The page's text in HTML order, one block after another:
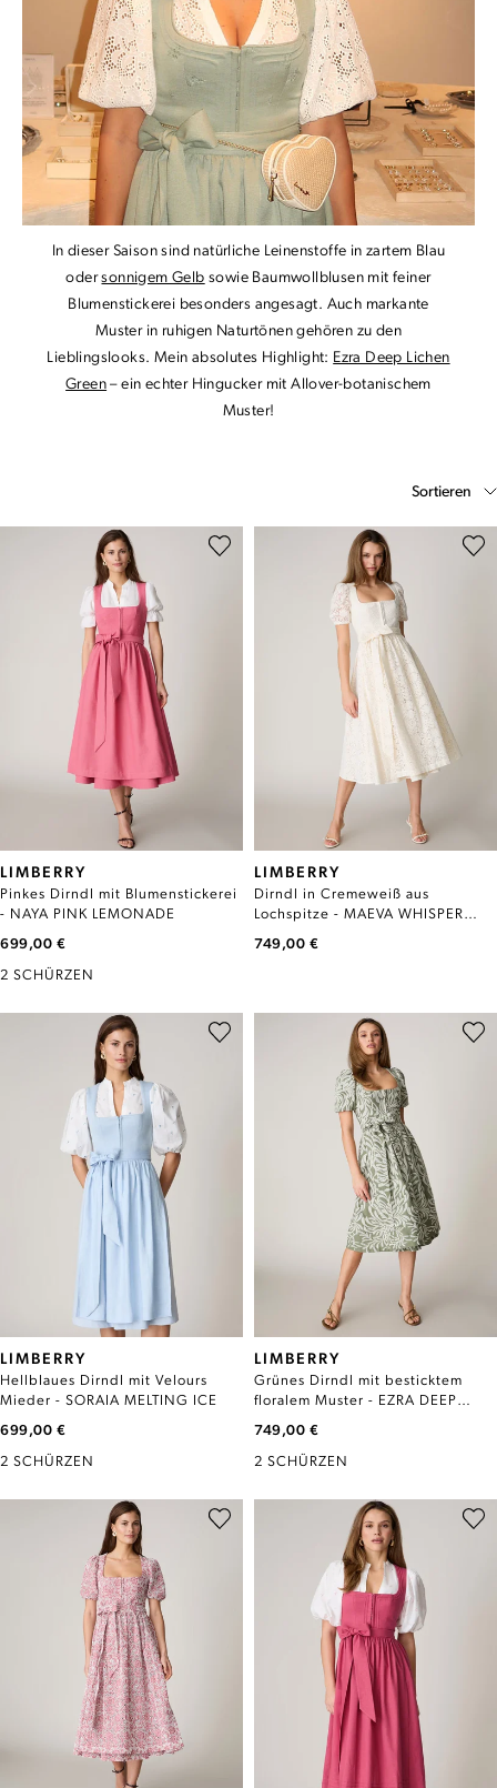
In dieser Saison sind natürliche Leinenstoffe in zartem Blau
odersonnigem Gelb sowie Baumwollblusen mit feiner
Blumenstickerei besonders angesagt. Auch markante
Muster in ruhigen Naturtönen gehören zu den
Lieblingslooks. Mein absolutes Highlight: Ezra Deep Lichen
Green – ein echter Hingucker mit Allover-botanischem
Muster!
Sortieren
LIMBERRY
Pinkes Dirndl mit Blumenstickerei
- NAYA PINK LEMONADE
699,00 €
2 SCHÜRZEN
LIMBERRY
Dirndl in Cremeweiß aus
Lochspitze - MAEVA WHISPER
749,00 €
LIMBERRY
Hellblaues Dirndl mit Velours
Mieder - SORAIA MELTING ICE
699,00 €
2 SCHÜRZEN
LIMBERRY
Grünes Dirndl mit besticktem
floralem Muster - EZRA DEEP
749,00 €
2 SCHÜRZEN